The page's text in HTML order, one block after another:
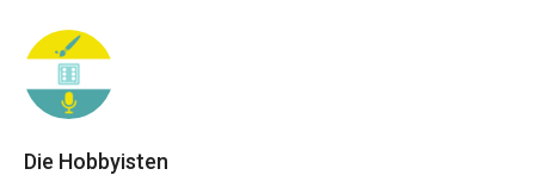
Die Hobbyisten